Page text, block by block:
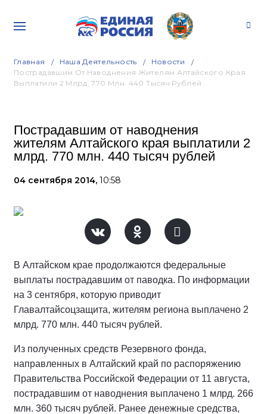
Главная Наша Деятельность
Новости
Пострадавшим От Наводнения Жителям Алтайского Края
Выплатили 2 Млрд. 770 Млн. 440 Тысяч Рублей
Пострадавшим от наводнения
жителям Алтайского края выплатили 2
млрд. 770 млн. 440 тысяч рублей
04 сентября 2014, 10:58
В Алтайском крае продолжаются федеральные
выплаты пострадавшим от паводка. По информации
на 3 сентября, которую приводит
Главалтайсоцзащита, жителям региона выплачено 2
млрд. 770 млн. 440 тысяч рублей.
Из полученных средств Резервного фонда,
направленных в Алтайский край по распоряжению
Правительства Российской Федерации от 11 августа,
пострадавшим от наводнения выплачено 1 млрд. 266
млн. 360 тысяч рублей. Ранее денежные средства,